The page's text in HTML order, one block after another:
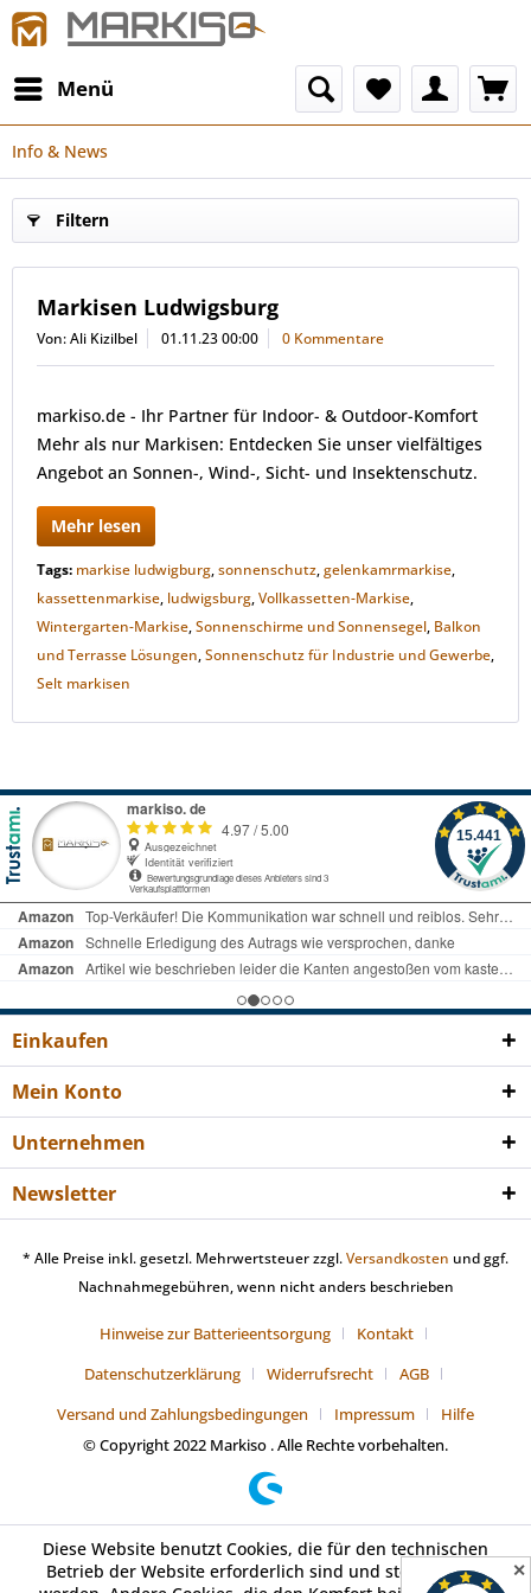
Menü
Info & News
Filtern
Markisen Ludwigsburg
Von: Ali Kizilbel 01.11.23 00:00 0 Kommentare
markiso.de - Ihr Partner für Indoor- & Outdoor-Komfort
Mehr als nur Markisen: Entdecken Sie unser vielfältiges
Angebot an Sonnen-, Wind-, Sicht- und Insektenschutz.
Mehr lesen
Tags: markise ludwigburg,sonnenschutz,gelenkamrmarkise,
kassettenmarkise, ludwigsburg,Vollkassetten-Markise,
Wintergarten-Markise,Sonnenschirme und Sonnensegel, Balkon
und Terrasse Lösungen,Sonnenschutz für Industrie und Gewerbe,
Selt markisen
✕
Einkaufen
Mein Konto
Unternehmen
Newsletter
* Alle Preise inkl. gesetzl. Mehrwertsteuer zzgl.Versandkosten und ggf.
Nachnahmegebühren, wenn nicht anders beschrieben
Hinweise zur Batterieentsorgung
Kontakt
Datenschutzerklärung
Widerrufsrecht
AGB
Versand und Zahlungsbedingungen
Impressum
Hilfe
© Copyright 2022 Markiso . Alle Rechte vorbehalten.
Diese Website benutzt Cookies, die für den technischen
Betrieb der Website erforderlich sind und stets gesetzt